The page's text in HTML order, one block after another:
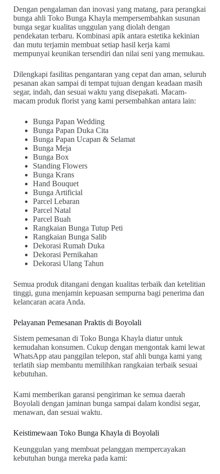
Dengan pengalaman dan inovasi yang matang, para perangkai
bunga ahli Toko Bunga Khayla mempersembahkan susunan
bunga segar kualitas unggulan yang diolah dengan
pendekatan terbaru. Kombinasi apik antara estetika kekinian
dan mutu terjamin membuat setiap hasil kerja kami
mempunyai keunikan tersendiri dan nilai seni yang memukau.
Dilengkapi fasilitas pengantaran yang cepat dan aman, seluruh
pesanan akan sampai di tempat tujuan dengan keadaan masih
segar, indah, dan sesuai waktu yang disepakati. Macam-
macam produk florist yang kami persembahkan antara lain:
Bunga Papan Wedding
Bunga Papan Duka Cita
Bunga Papan Ucapan & Selamat
Bunga Meja
Bunga Box
Standing Flowers
Bunga Krans
Hand Bouquet
Bunga Artificial
Parcel Lebaran
Parcel Natal
Parcel Buah
Rangkaian Bunga Tutup Peti
Rangkaian Bunga Salib
Dekorasi Rumah Duka
Dekorasi Pernikahan
Dekorasi Ulang Tahun
Semua produk ditangani dengan kualitas terbaik dan ketelitian
tinggi, guna menjamin kepuasan sempurna bagi penerima dan
kelancaran acara Anda.
Pelayanan Pemesanan Praktis di Boyolali
Sistem pemesanan di Toko Bunga Khayla diatur untuk
kemudahan konsumen. Cukup dengan mengontak kami lewat
WhatsApp atau panggilan telepon, staf ahli bunga kami yang
terlatih siap membantu memilihkan rangkaian terbaik sesuai
kebutuhan.
Kami memberikan garansi pengiriman ke semua daerah
Boyolali dengan jaminan bunga sampai dalam kondisi segar,
menawan, dan sesuai waktu.
Keistimewaan Toko Bunga Khayla di Boyolali
Keunggulan yang membuat pelanggan mempercayakan
kebutuhan bunga mereka pada kami: